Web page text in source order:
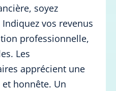
soyez
vos revenus
professionnelle,
Les
apprécient une
honnête. Un